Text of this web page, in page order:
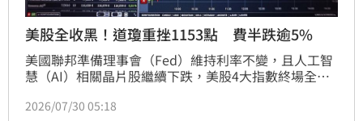
美股全收黑！道瓊重挫1153點 費半跌逾5%
美國聯邦準備理事會（Fed）維持利率不變，且人工智
慧（AI）相關晶片股繼續下跌，美股4大指數終場全收
588點。
2026/07/30 05:18